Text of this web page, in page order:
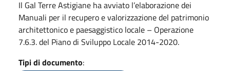
Il Gal Terre Astigiane ha avviato l’elaborazione dei
Manuali per il recupero e valorizzazione del patrimonio
architettonico e paesaggistico locale – Operazione
7.6.3. del Piano di Sviluppo Locale 2014-2020.
Tipi di documento: